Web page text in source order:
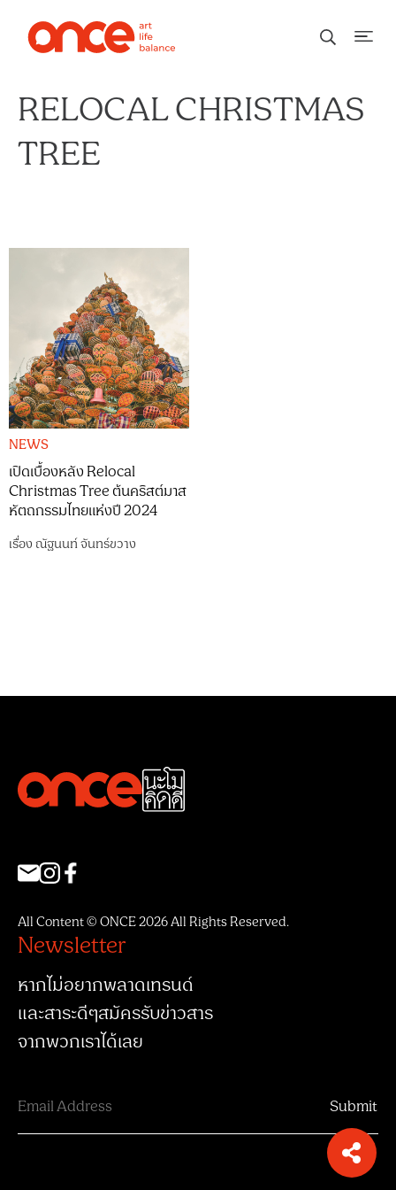
RELOCAL CHRISTMAS
TREE
NEWS
เปิดเบื้องหลัง Relocal
Christmas Tree ต้นคริสต์มาส
หัตถกรรมไทยแห่งปี 2024
เรื่องณัฐนนท์ จันทร์ขวาง
All Content © ONCE 2026 All Rights Reserved.
Newsletter
หากไม่อยากพลาดเทรนด์
และสาระดีๆสมัครรับข่าวสาร
จากพวกเราได้เลย